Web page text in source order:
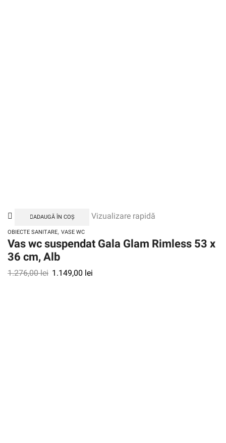
ADAUGĂ ÎN COȘ Vizualizare rapidă
OBIECTE SANITARE, VASE WC
Vas wc suspendat Gala Glam Rimless 53 x
36 cm, Alb
1.276,00lei 1.149,00 lei